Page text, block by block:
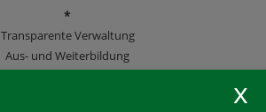
*
Transparente Verwaltung
Aus- und Weiterbildung